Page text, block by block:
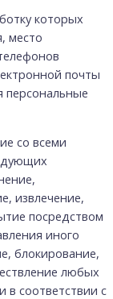
которых
место
почты
персональные
со всеми
извлечение,
посредством
иного
блокирование,
любых
соответствии с